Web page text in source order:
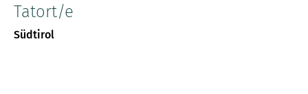
Tatort/e
Südtirol